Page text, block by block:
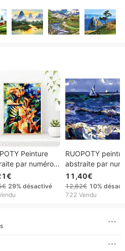
Peinture
par numéros
d'image fait à
Femme jouant
Peinture
29% désactivé
RUOPOTY
abstraite par
peinture à la main
peintures
mer voilier
11,40€
12,62€ 10%
722 Vendu